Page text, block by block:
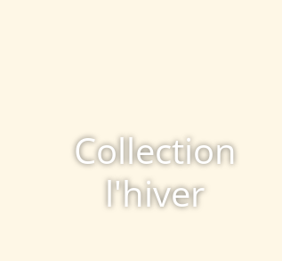
Collection
l'hiver